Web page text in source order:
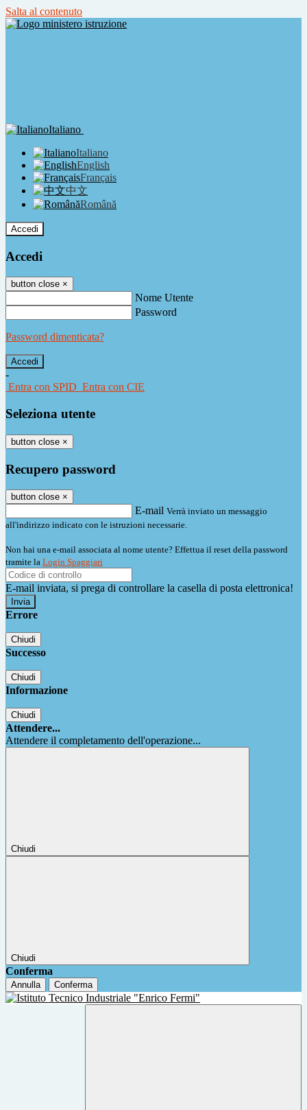
Salta al contenuto
Italiano
Italiano
English
Français
中文
Română
Accedi
Accedi
button close ×
Nome Utente
Password
Password dimenticata?
-
Entra con SPID Entra con CIE
Seleziona utente
button close ×
Recupero password
button close ×
E-mail Verrà inviato un messaggio
all'indirizzo indicato con le istruzioni necessarie.
Non hai una e-mail associata al nome utente? Effettua il reset della password
tramite la Login Spaggiari
E-mail inviata, si prega di controllare la casella di posta elettronica!
Errore
Chiudi
Successo
Chiudi
Informazione
Chiudi
Attendere...
Attendere il completamento dell'operazione...
Chiudi
Chiudi
Conferma
Annulla Conferma